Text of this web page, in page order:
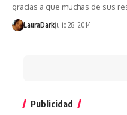
gracias a que muchas de sus
LauraDarkjulio 28, 2014
Publicidad